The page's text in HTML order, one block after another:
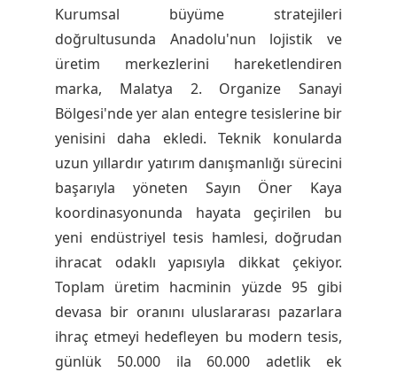
Kurumsal büyüme stratejileri
doğrultusunda Anadolu'nun lojistik ve
üretim merkezlerini hareketlendiren
marka, Malatya 2. Organize Sanayi
Bölgesi'nde yer alan entegre tesislerine bir
yenisini daha ekledi. Teknik konularda
uzun yıllardır yatırım danışmanlığı sürecini
başarıyla yöneten Sayın Öner Kaya
koordinasyonunda hayata geçirilen bu
yeni endüstriyel tesis hamlesi, doğrudan
ihracat odaklı yapısıyla dikkat çekiyor.
Toplam üretim hacminin yüzde 95 gibi
devasa bir oranını uluslararası pazarlara
ihraç etmeyi hedefleyen bu modern tesis,
günlük 50.000 ila 60.000 adetlik ek